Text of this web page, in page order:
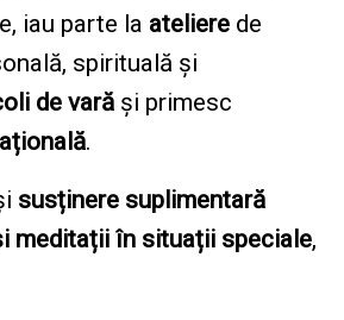
iau parte la ateliere de
spirituală și
de vară și primesc
.
susținere suplimentară
meditații în situații speciale,